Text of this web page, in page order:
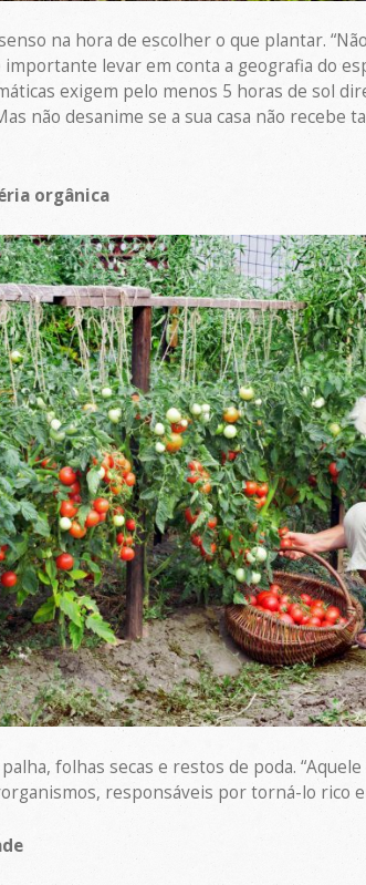
na hora de escolher o que plantar.
importante levar em conta a geografia do
exigem pelo menos 5 horas de sol
não desanime se a sua casa não
orgânica
folhas secas e restos de poda.
responsáveis por torná-lo rico